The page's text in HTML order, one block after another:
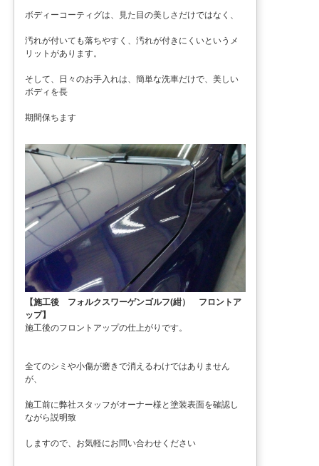
ボディーコーティグは、見た目の美しさだけではなく、
汚れが付いても落ちやすく、汚れが付きにくいというメ
リットがあります。
そして、日々のお手入れは、簡単な洗車だけで、美しい
ボディを長
期間保ちます
【施工後 フォルクスワーゲンゴルフ(紺） フロントア
ップ】
施工後のフロントアップの仕上がりです。
全てのシミや小傷が磨きで消えるわけではありません
が、
施工前に弊社スタッフがオーナー様と塗装表面を確認し
ながら説明致
しますので、お気軽にお問い合わせください